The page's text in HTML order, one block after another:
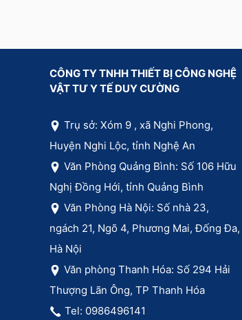
CÔNG TY TNHH THIẾT BỊ CÔNG NGHỆ
VẬT TƯ Y TẾ DUY CƯỜNG
Trụ sở: Xóm 9 , xã Nghi Phong,
Huyện Nghi Lộc, tỉnh Nghệ An
Văn Phòng Quảng Bình: Số 106 Hữu
Nghị Đồng Hới, tỉnh Quảng Bình
Văn Phòng Hà Nội: Số nhà 23,
ngách 21, Ngõ 4, Phương Mai, Đống Đa,
Hà Nội
Văn phòng Thanh Hóa: Số 294 Hải
Thượng Lãn Ông, TP Thanh Hóa
Tel: 0986496141